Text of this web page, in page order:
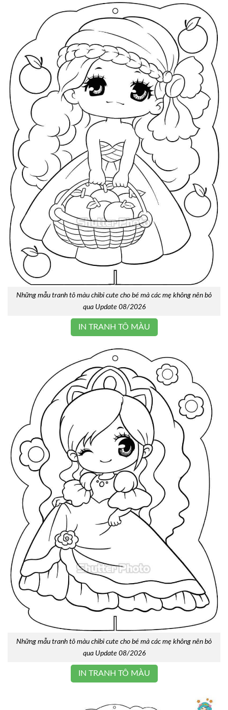
Những mẫu tranh tô màu chibi cute cho bé mà các mẹ không nên bỏ
qua Update 08/2026
IN TRANH TÔ MÀU
Những mẫu tranh tô màu chibi cute cho bé mà các mẹ không nên bỏ
qua Update 08/2026
IN TRANH TÔ MÀU